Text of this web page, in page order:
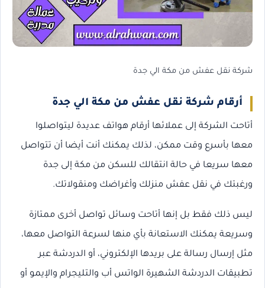
شركة نقل عفش من مكة الي جدة
أرقام شركة نقل عفش من مكة الي جدة
أتاحت الشركة إلى عملائها أرقام هواتف عديدة ليتواصلوا
معها بأسرع وقت ممكن، لذلك يمكنك أنت أيضا أن تتواصل
معها سريعا في حالة انتقالك للسكن من مكة إلى جدة
ورغبتك في نقل عفش منزلك وأغراضك ومنقولاتك.
ليس ذلك فقط بل إنها أتاحت وسائل تواصل أخرى ممتازة
وسريعة يمكنك الاستعانة بأي منها لسرعة التواصل معها،
مثل إرسال رسالة على بريدها الإلكتروني، أو الدردشة عبر
تطبيقات الدردشة الشهيرة الواتس أب والتليجرام والإيمو أو